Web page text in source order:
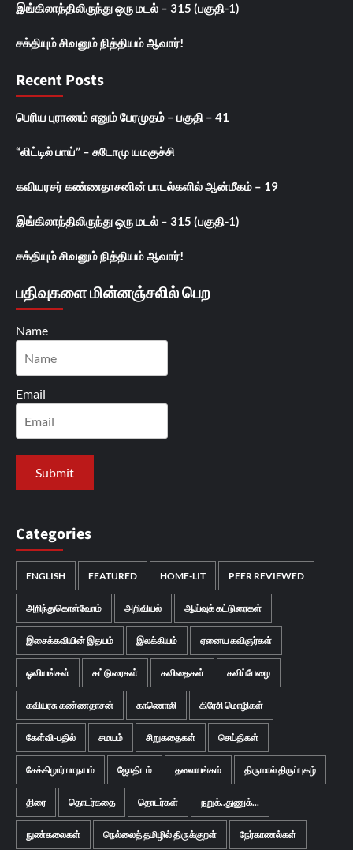
இங்கிலாந்திலிருந்து ஒரு மடல் – 315 (பகுதி-1)
சக்தியும் சிவனும் நித்தியம் ஆவார்!
Recent Posts
பெரிய புராணம் எனும் பேரமுதம் – பகுதி – 41
“லிட்டில் பாய்” – சுடோமு யமகுச்சி
கவியரசர் கண்ணதாசனின் பாடல்களில் ஆன்மீகம் – 19
இங்கிலாந்திலிருந்து ஒரு மடல் – 315 (பகுதி-1)
சக்தியும் சிவனும் நித்தியம் ஆவார்!
பதிவுகளை மின்னஞ்சலில் பெற
Name
Email
Categories
ENGLISH FEATURED HOME-LIT PEER REVIEWED
அறிந்துகொள்வோம் அறிவியல் ஆய்வுக் கட்டுரைகள்
இசைக்கவியின் இதயம் இலக்கியம் ஏனைய கவிஞர்கள்
ஓவியங்கள் கட்டுரைகள் கவிதைகள் கவிப்பேழை
கவியரசு கண்ணதாசன் காணொலி கிரேசி மொழிகள்
கேள்வி-பதில் சமயம் சிறுகதைகள் செய்திகள்
சேக்கிழார் பா நயம் ஜோதிடம் தலையங்கம் திருமால் திருப்புகழ்
திரை தொடர்கதை தொடர்கள் நறுக்..துணுக்...
நுண்கலைகள் நெல்லைத் தமிழில் திருக்குறள் நேர்காணல்கள்